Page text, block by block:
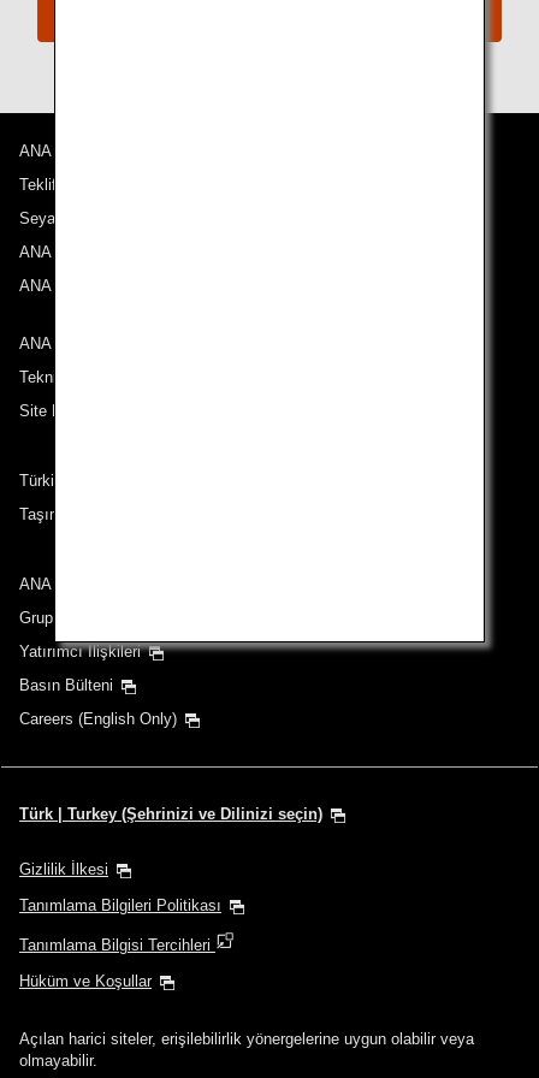
ANA Hakkında
Teklifler ve Duyurular
Seyahat Noktalarımız
ANA Deneyimi
ANA Mileage Club
ANA ile iletişime geçin
Teknik Destek (Erişilebilirlik)
Site Haritası
Türkiye çıkışlı güzergahlardaki yolcular
Taşıma Koşulları
ANA Group
Grup Şirketleri
Yatırımcı İlişkileri
Basın Bülteni
Careers (English Only)
Türk | Turkey (Şehrinizi ve Dilinizi seçin)
Gizlilik İlkesi
Tanımlama Bilgileri Politikası
Tanımlama Bilgisi Tercihleri
Hüküm ve Koşullar
Açılan harici siteler, erişilebilirlik yönergelerine uygun olabilir veya
olmayabilir.